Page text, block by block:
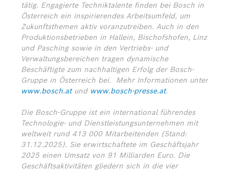
tätig. Engagierte Techniktalente finden bei Bosch in
Österreich ein inspirierendes Arbeitsumfeld, um
Zukunftsthemen aktiv voranzutreiben. Auch in den
Produktionsbetrieben in Hallein, Bischofshofen, Linz
und Pasching sowie in den Vertriebs- und
Verwaltungsbereichen tragen dynamische
Beschäftigte zum nachhaltigen Erfolg der Bosch-
Gruppe in Österreich bei. Mehr Informationen unter
www.bosch.atund www.bosch-presse.at.
Die Bosch-Gruppe ist ein international führendes
Technologie- und Dienstleistungsunternehmen mit
weltweit rund 413 000 Mitarbeitenden (Stand:
31.12.2025). Sie erwirtschaftete im Geschäftsjahr
2025 einen Umsatz von 91 Milliarden Euro. Die
Geschäftsaktivitäten gliedern sich in die vier